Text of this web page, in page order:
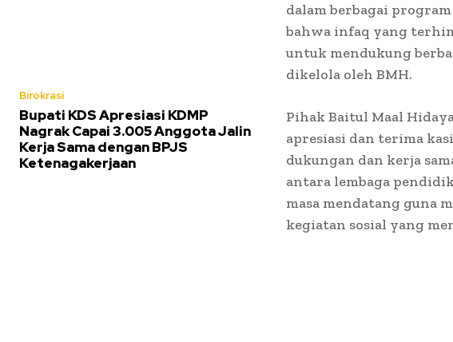
Birokrasi
Bupati KDS Apresiasi KDMP
Nagrak Capai 3.005 Anggota Jalin
Kerja Sama dengan BPJS
Ketenagakerjaan
dalam berbagai
bahwa infaq yang
untuk mendukung
dikelola oleh BMH.
Pihak Baitul Maal
apresiasi dan terima
dukungan dan kerja
antara lembaga
masa mendatang guna
kegiatan sosial yang